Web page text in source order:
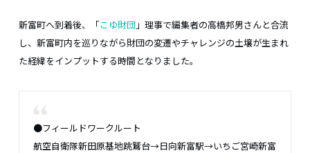
新富町へ到着後、「こゆ財団」理事で編集者の高橋邦男さんと合流
し、新富町内を巡りながら財団の変遷やチャレンジの土壌が生まれ
た経緯をインプットする時間となりました。
●フィールドワークルート
航空自衛隊新田原基地跳鷲台→日向新富駅→いちご宮崎新富